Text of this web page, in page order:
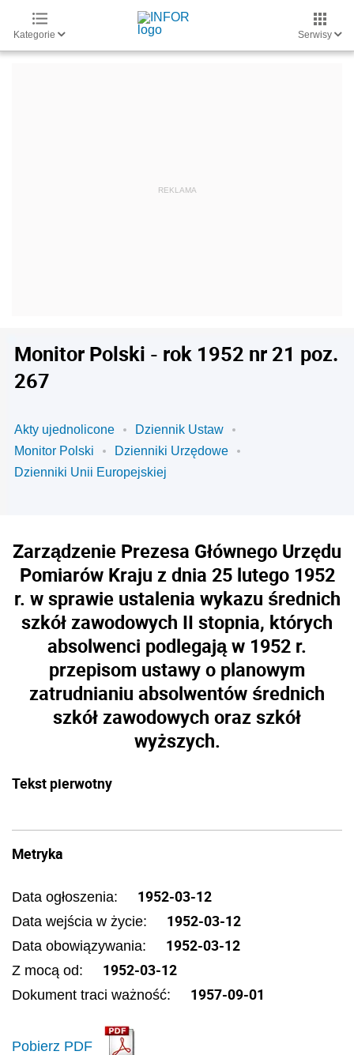
Kategorie Serwisy
Monitor Polski - rok 1952 nr 21 poz.
267
Akty ujednolicone
Dziennik Ustaw
Monitor Polski
Dzienniki Urzędowe
Dzienniki Unii Europejskiej
Zarządzenie Prezesa Głównego Urzędu
Pomiarów Kraju z dnia 25 lutego 1952
r. w sprawie ustalenia wykazu średnich
szkół zawodowych II stopnia, których
absolwenci podlegają w 1952 r.
przepisom ustawy o planowym
zatrudnianiu absolwentów średnich
szkół zawodowych oraz szkół
wyższych.
Tekst pierwotny
Metryka
Data ogłoszenia: 1952-03-12
Data wejścia w życie: 1952-03-12
Data obowiązywania: 1952-03-12
Z mocą od: 1952-03-12
Dokument traci ważność: 1957-09-01
Pobierz PDF